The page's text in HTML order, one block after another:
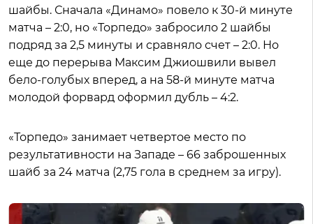
шайбы. Сначала «Динамо» повело к 30-й минуте
матча – 2:0, но «Торпедо» забросило 2 шайбы
подряд за 2,5 минуты и сравняло счет – 2:0. Но
еще до перерыва Максим Джиошвили вывел
бело-голубых вперед, а на 58-й минуте матча
молодой форвард оформил дубль – 4:2.
«Торпедо» занимает четвертое место по
результативности на Западе – 66 заброшенных
шайб за 24 матча (2,75 гола в среднем за игру).